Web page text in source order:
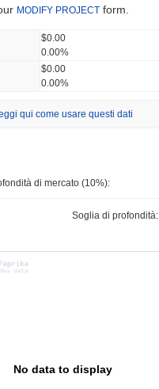
MODIFY PROJECT form.
$0.00
0.00%
$0.00
0.00%
qui come usare questi dati
di mercato (10%):
Soglia di profondità:
No data to display